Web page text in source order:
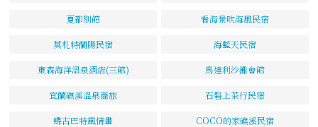
夏都別館 看海景吹海風民宿
莫札特蘭陽民宿 海藍天民宿
東森海洋溫泉酒店(三館) 馬達利沙灘會館
宜蘭礁溪溫泉商旅 石磐上茶行民宿
蝶古巴特風情畫 COCO的家礁溪民宿